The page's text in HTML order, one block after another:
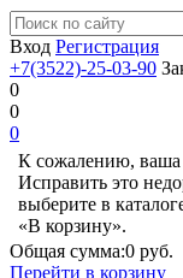
Вход Регистрация
+7(3522)-25-03-90
0
0
0
К сожалению, ваша
Исправить это
выберите в
«В корзину».
Общая сумма:0 руб.
Перейти в корзину